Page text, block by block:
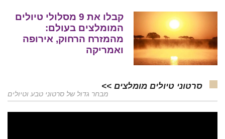
קבלו את 9 מסלולי טיולים
המומלצים בעולם:
מהמזרח הרחוק, אירופה
ואמריקה
סרטוני טיולים מומלצים >>
מבחר גדול של סרטוני טבע וטיולים